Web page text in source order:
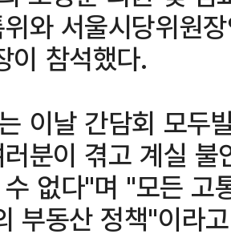
와 서울시당위원
이 참석했다.
이날 간담회 모두
분이 겪고 계실
없다"며 "모든 고
부동산 정책"이라